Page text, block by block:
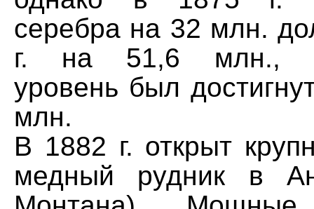
серебра на 32 млн.
г. на 51,6 млн.,
уровень был
млн.
В 1882 г. открыт
медный рудник в